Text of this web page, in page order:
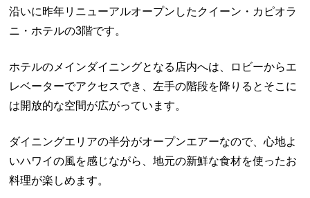
沿いに昨年リニューアルオープンしたクイーン・カピオラ
ニ・ホテルの3階です。
ホテルのメインダイニングとなる店内へは、ロビーからエ
レベーターでアクセスでき、左手の階段を降りるとそこに
は開放的な空間が広がっています。
ダイニングエリアの半分がオープンエアーなので、心地よ
いハワイの風を感じながら、地元の新鮮な食材を使ったお
料理が楽しめます。